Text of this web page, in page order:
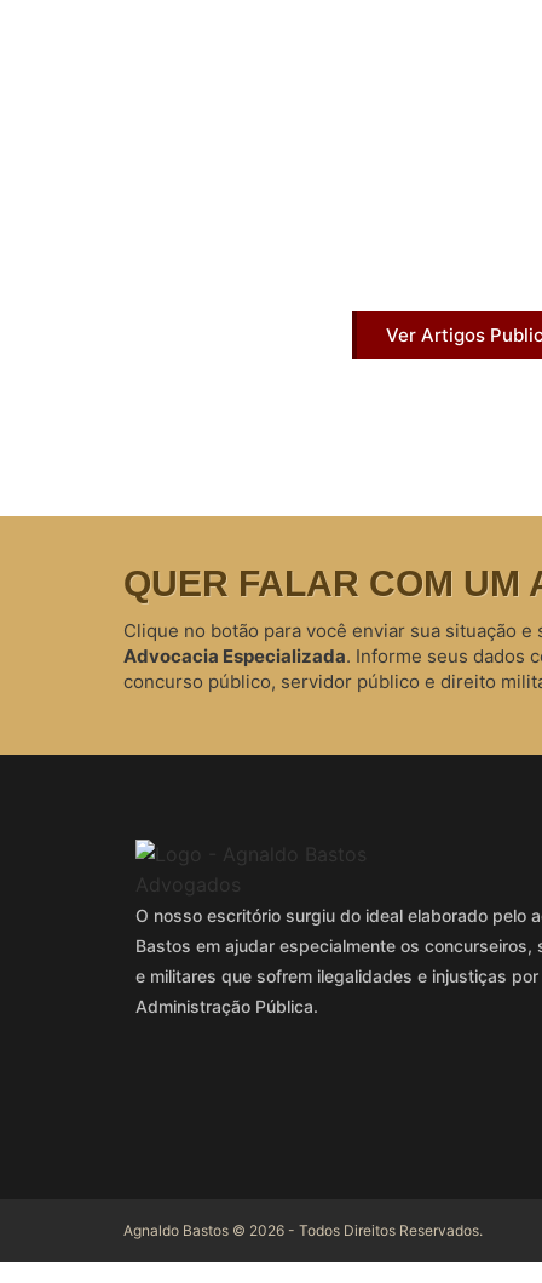
Ver Artigos
QUER FALAR COM UM
Clique no botão para você enviar sua situação
Advocacia Especializada. Informe seus dados
concurso público, servidor público e direito
O nosso escritório surgiu do ideal elaborado pelo
Bastos em ajudar especialmente os concurseiros,
e militares que sofrem ilegalidades e injustiças
Administração Pública.
Agnaldo Bastos © 2026 - Todos Direitos Reservados.